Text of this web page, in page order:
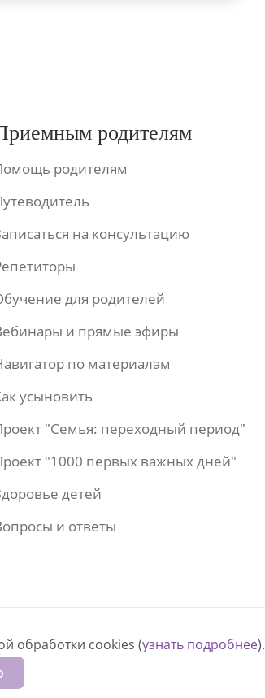
родителям
родителям
на консультацию
для родителей
и прямые эфиры
по материалам
усыновить
"Семья: переходный период"
"1000 первых важных дней"
детей
и ответы
обработки cookies (узнать подробнее).